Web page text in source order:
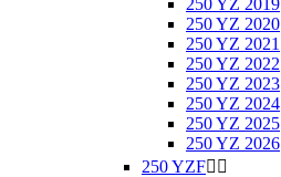
250 YZ 2019
250 YZ 2020
250 YZ 2021
250 YZ 2022
250 YZ 2023
250 YZ 2024
250 YZ 2025
250 YZ 2026
250 YZF 